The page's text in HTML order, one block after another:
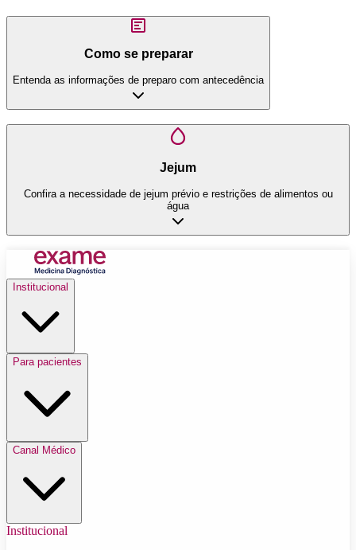
Como se preparar
Entenda as informações de preparo com antecedência
Jejum
Confira a necessidade de jejum prévio e restrições de alimentos ou
água
Institucional
Para pacientes
Canal Médico
Institucional